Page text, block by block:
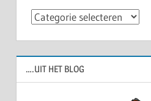
Categorieën
….UIT HET BLOG